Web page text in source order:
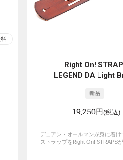
Right On!
LEGEND DA Light
19,250円(税込)
デュアン・オールマンが身に着け
ストラップをRight On! STRAPSが